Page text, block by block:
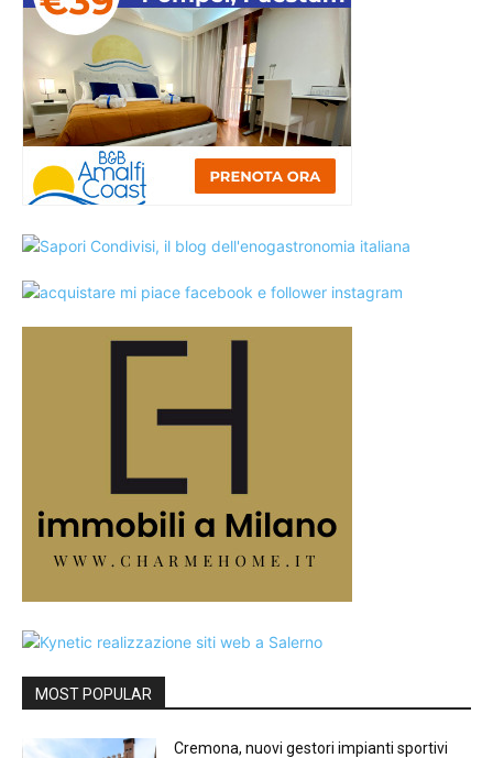
MOST POPULAR
Cremona, nuovi gestori impianti sportivi